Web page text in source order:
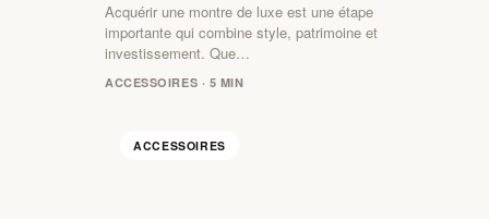
Acquérir une montre de luxe est une étape
importante qui combine style, patrimoine et
investissement. Que…
ACCESSOIRES · 5 MIN
ACCESSOIRES